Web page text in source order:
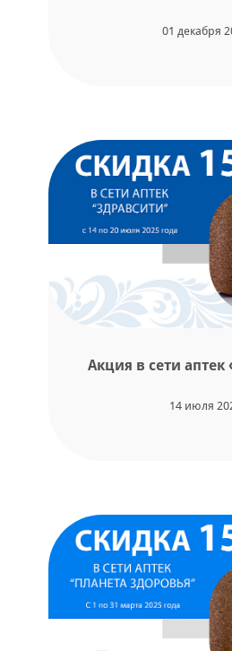
01 декабря
Акция в сети аптек
14 июля